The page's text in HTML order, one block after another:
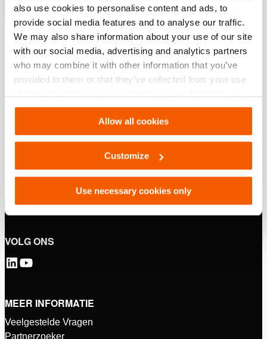
also use cookies to personalise content and ads, to
provide social media features and to analyse our traffic.
We may also share information about your use of our site
with our social media, advertising and analytics partners
who may combine it with other information that you’ve
provided to them or that they’ve collected from your use
Settings. See ourcookiestatement.
Allow all cookies
Customize
Use necessary cookies only
Alles weergeven
VOLG ONS
MEER INFORMATIE
Veelgestelde Vragen
Partnerzoeker